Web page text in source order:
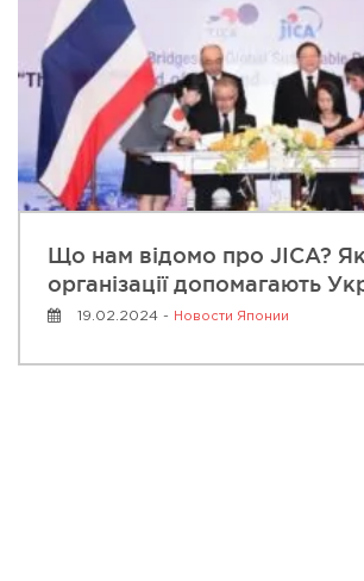
Що нам відомо про JICA? Як
організації допомагають
19.02.2024 - Новости Японии